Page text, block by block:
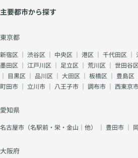
主要都市から探す
東京都
新宿区 ｜ 渋谷区 ｜ 中央区 ｜ 港区 ｜ 千代田区 ｜
墨田区 ｜ 江戸川区 ｜ 足立区 ｜ 荒川区 ｜ 世田谷区
｜ 目黒区 ｜ 品川区 ｜ 大田区 ｜ 板橋区 ｜ 豊島区
町田市 ｜ 立川市 ｜ 八王子市 ｜ 調布市 ｜ 西東京
愛知県
名古屋市（名駅前・栄・金山｜他） ｜ 豊田市 ｜
大阪府